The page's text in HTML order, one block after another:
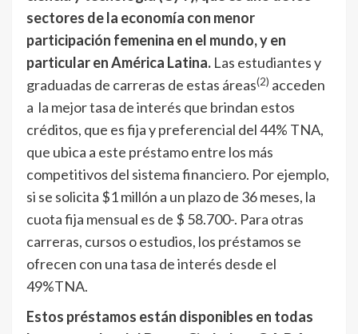
sectores de la economía con menor
participación femenina en el mundo, y en
particular en América Latina. Las estudiantes y
graduadas de carreras de estas áreas(2) acceden
a la mejor tasa de interés que brindan estos
créditos, que es fija y preferencial del 44% TNA,
que ubica a este préstamo entre los más
competitivos del sistema financiero. Por ejemplo,
si se solicita $1 millón a un plazo de 36 meses, la
cuota fija mensual es de $ 58.700-. Para otras
carreras, cursos o estudios, los préstamos se
ofrecen con una tasa de interés desde el
49%TNA.
Estos préstamos están disponibles en todas